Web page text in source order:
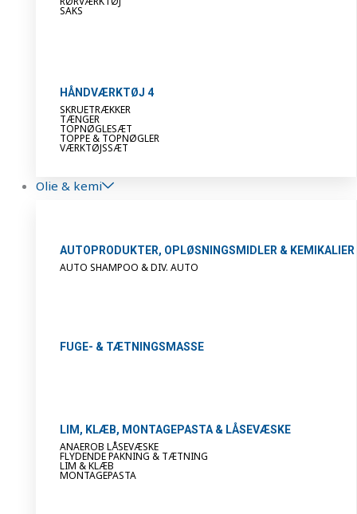
SAKS
HÅNDVÆRKTØJ 4
SKRUETRÆKKER
TÆNGER
TOPNØGLESÆT
TOPPE & TOPNØGLER
VÆRKTØJSSÆT
Olie & kemi
AUTOPRODUKTER, OPLØSNINGSMIDLER & KEMIKALIER
AUTO SHAMPOO & DIV. AUTO
FUGE- & TÆTNINGSMASSE
LIM, KLÆB, MONTAGEPASTA & LÅSEVÆSKE
ANAEROB LÅSEVÆSKE
FLYDENDE PAKNING & TÆTNING
LIM & KLÆB
MONTAGEPASTA